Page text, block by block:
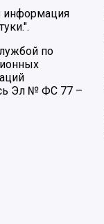
информация
по
Эл № ФС 77 –